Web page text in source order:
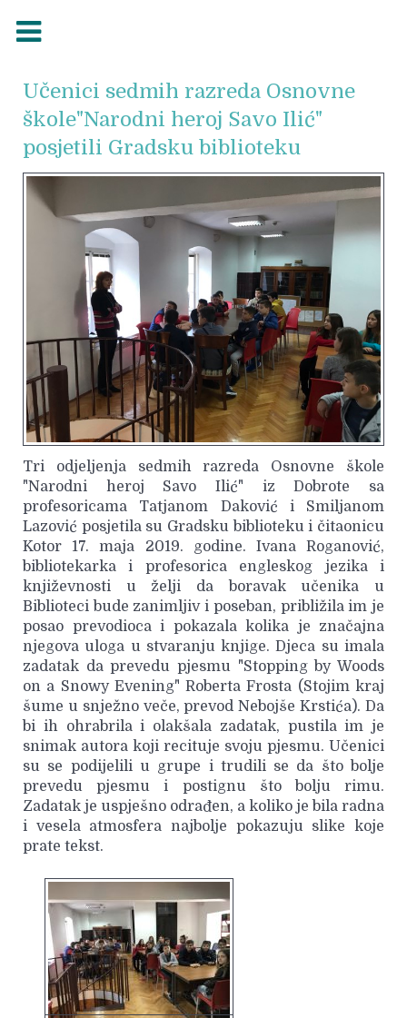
Učenici sedmih razreda Osnovne
škole"Narodni heroj Savo Ilić"
posjetili Gradsku biblioteku
Tri odjeljenja sedmih razreda Osnovne škole
"Narodni heroj Savo Ilić" iz Dobrote sa
profesoricama Tatjanom Daković i Smiljanom
Lazović posjetila su Gradsku biblioteku i čitaonicu
Kotor 17. maja 2019. godine. Ivana Roganović,
bibliotekarka i profesorica engleskog jezika i
književnosti u želji da boravak učenika u
Biblioteci bude zanimljiv i poseban, približila im je
posao prevodioca i pokazala kolika je značajna
njegova uloga u stvaranju knjige. Djeca su imala
zadatak da prevedu pjesmu "Stopping by Woods
on a Snowy Evening" Roberta Frosta (Stojim kraj
šume u snježno veče, prevod Nebojše Krstića). Da
bi ih ohrabrila i olakšala zadatak, pustila im je
snimak autora koji recituje svoju pjesmu. Učenici
su se podijelili u grupe i trudili se da što bolje
prevedu pjesmu i postignu što bolju rimu.
Zadatak je uspješno odrađen, a koliko je bila radna
i vesela atmosfera najbolje pokazuju slike koje
prate tekst.